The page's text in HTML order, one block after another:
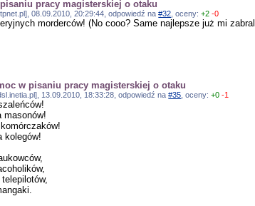
pracy magisterskiej o otaku
08.09.2010, 20:29:44, odpowiedź na#32 , oceny:+2 -0
morderców! (No cooo? Same najlepsze już mi
w pisaniu pracy magisterskiej o otaku
13.09.2010, 18:33:28, odpowiedź na#35 , oceny:+0 -1
masonów!
kolegów!